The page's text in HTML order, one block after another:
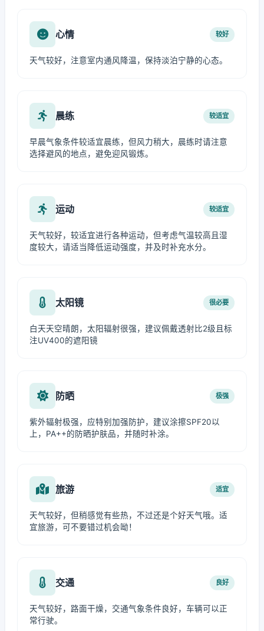
心情 较好
天气较好，注意室内通风降温，保持淡泊宁静的心态。
晨练 较适宜
早晨气象条件较适宜晨练，但风力稍大，晨练时请注意
选择避风的地点，避免迎风锻炼。
运动 较适宜
天气较好，较适宜进行各种运动，但考虑气温较高且湿
度较大，请适当降低运动强度，并及时补充水分。
太阳镜 很必要
白天天空晴朗，太阳辐射很强，建议佩戴透射比2级且标
注UV400的遮阳镜
防晒 极强
紫外辐射极强，应特别加强防护，建议涂擦SPF20以
上，PA++的防晒护肤品，并随时补涂。
旅游 适宜
天气较好，但稍感觉有些热，不过还是个好天气哦。适
宜旅游，可不要错过机会呦！
交通 良好
天气较好，路面干燥，交通气象条件良好，车辆可以正
常行驶。